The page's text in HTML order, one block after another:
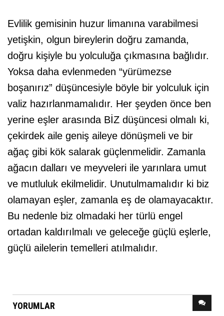
Evlilik gemisinin huzur limanına varabilmesi
yetişkin, olgun bireylerin doğru zamanda,
doğru kişiyle bu yolculuğa çıkmasına bağlıdır.
Yoksa daha evlenmeden “yürümezse
boşanırız” düşüncesiyle böyle bir yolculuk için
valiz hazırlanmamalıdır. Her şeyden önce ben
yerine eşler arasında BİZ düşüncesi olmalı ki,
çekirdek aile geniş aileye dönüşmeli ve bir
ağaç gibi kök salarak güçlenmelidir. Zamanla
ağacın dalları ve meyveleri ile yarınlara umut
ve mutluluk ekilmelidir. Unutulmamalıdır ki biz
olamayan eşler, zamanla eş de olamayacaktır.
Bu nedenle biz olmadaki her türlü engel
ortadan kaldırılmalı ve geleceğe güçlü eşlerle,
güçlü ailelerin temelleri atılmalıdır.
YORUMLAR